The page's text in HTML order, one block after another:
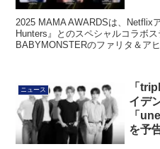
2025 MAMA AWARDSは、Netflix
Hunters』とのスペシャルコラボ
BABYMONSTERのファリタ＆ア
ニュース
「
イデ
「
を予